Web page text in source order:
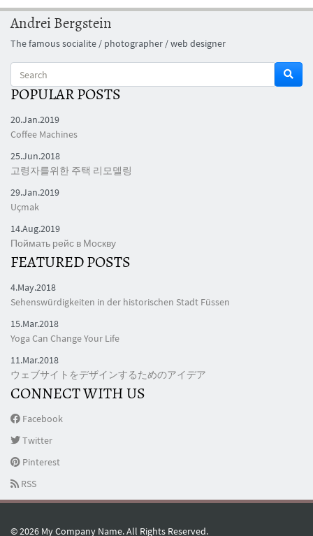
Andrei Bergstein
The famous socialite / photographer / web designer
POPULAR POSTS
20.Jan.2019
Coffee Machines
25.Jun.2018
고령자를위한 주택 리모델링
29.Jan.2019
Uçmak
14.Aug.2019
Поймать рейс в Москву
FEATURED POSTS
4.May.2018
Sehenswürdigkeiten in der historischen Stadt Füssen
15.Mar.2018
Yoga Can Change Your Life
11.Mar.2018
ウェブサイトをデザインするためのアイデア
CONNECT WITH US
Facebook
Twitter
Pinterest
RSS
© 2026 My Company Name. All Rights Reserved.